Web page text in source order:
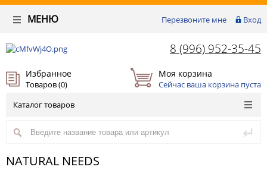
Перезвоните мне Вход
МЕНЮ
8 (996) 952-35-45
Избранное
Товаров (0)
Моя корзина
Сейчас ваша корзина пуста
Каталог товаров
NATURAL NEEDS